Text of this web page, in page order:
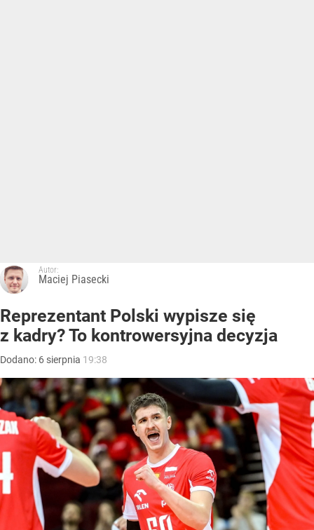
Autor:
Maciej Piasecki
Reprezentant Polski wypisze się
z kadry? To kontrowersyjna decyzja
Dodano: 6 sierpnia 19:38